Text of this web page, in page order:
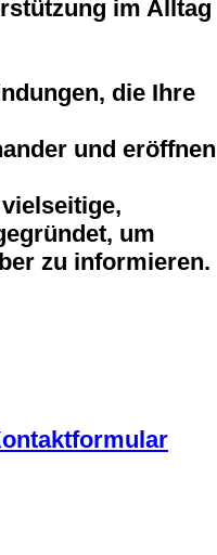
im Alltag
die Ihre
und eröffnen
um
zu informieren.